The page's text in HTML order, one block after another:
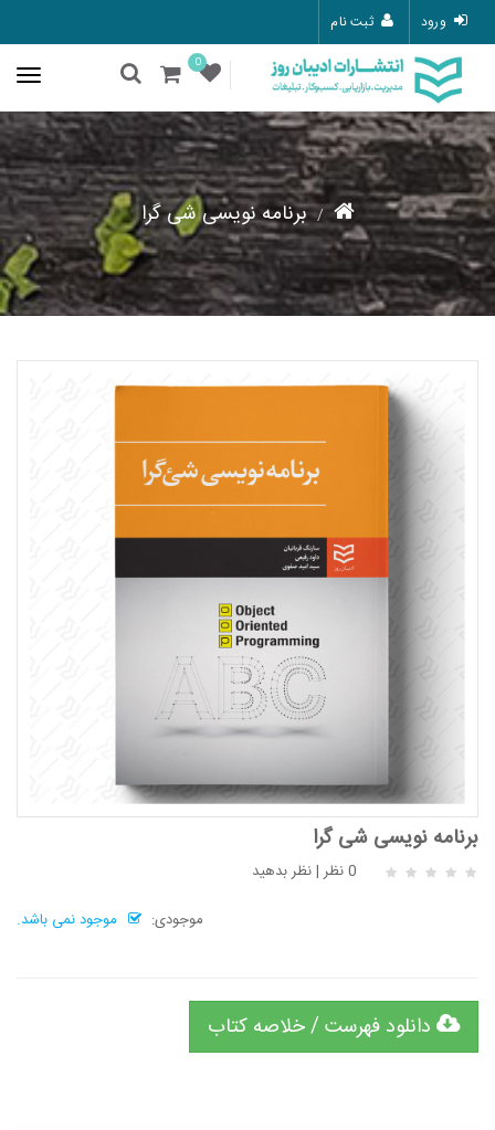
ورود ثبت نام
0
برنامه نویسی شی گرا
برنامه نویسی شی گرا
0 نظر |نظر بدهید
موجودی:
موجود نمی باشد.
دانلود فهرست / خلاصه کتاب